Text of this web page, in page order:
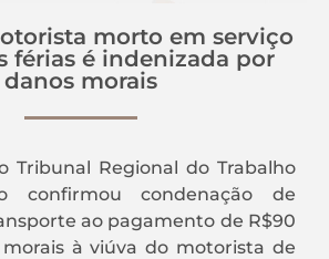
morto em serviço
férias é indenizada por
danos morais
Tribunal Regional do Trabalho
confirmou condenação de
ao pagamento de R$90
à viúva do motorista de